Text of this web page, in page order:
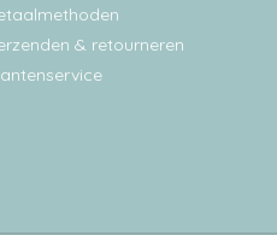
& retourneren